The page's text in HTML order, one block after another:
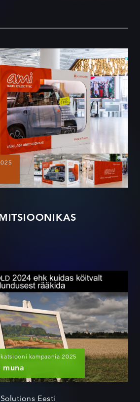
AMITSIOONIKAS
2024 ehk
põllundusest
kampaania 2025
Eesti